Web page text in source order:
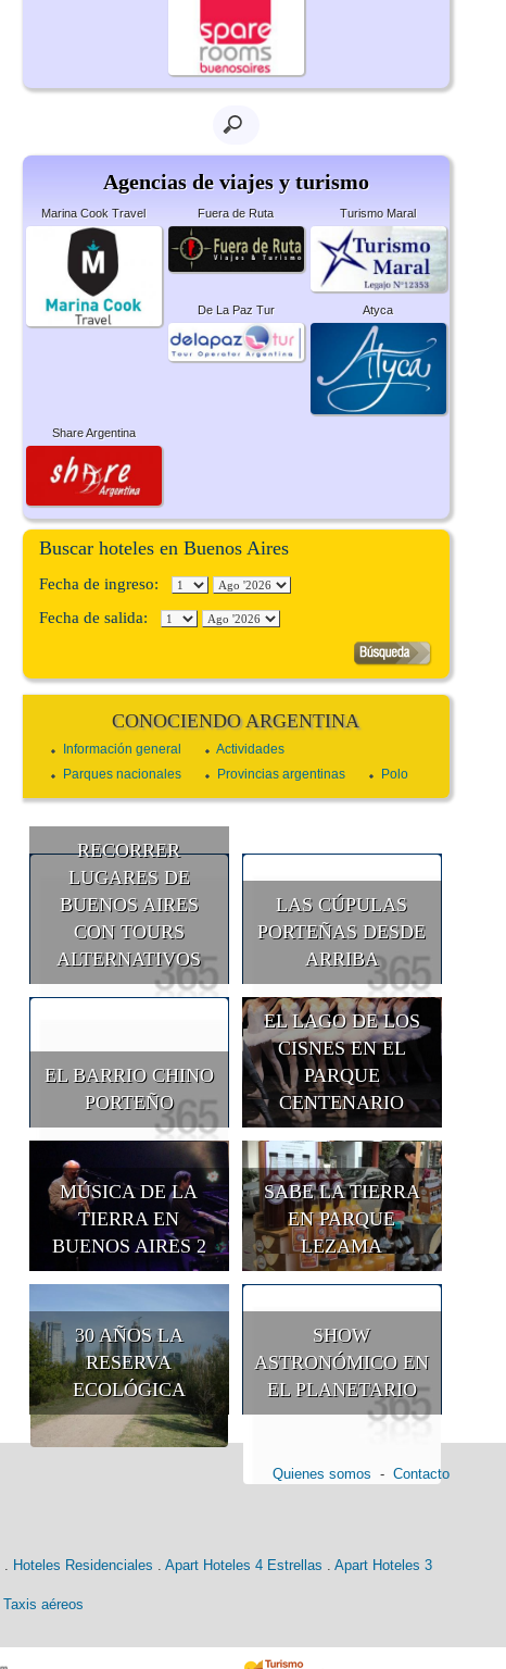
Agencias de viajes y turismo
Marina Cook Travel Fuera de Ruta Turismo Maral
De La Paz Tur Atyca
Share Argentina
Buscar hoteles en Buenos Aires
Fecha de ingreso:
Fecha de salida:
CONOCIENDO ARGENTINA
Información general
Actividades
Parques nacionales
Provincias argentinas Polo
RECORRER
LUGARES DE
BUENOS AIRES
CON TOURS
ALTERNATIVOS
LAS CÚPULAS
PORTEÑAS DESDE
ARRIBA
EL BARRIO CHINO
PORTEÑO
EL LAGO DE LOS
CISNES EN EL
PARQUE
CENTENARIO
MÚSICA DE LA
TIERRA EN
BUENOS AIRES 2
SABE LA TIERRA
EN PARQUE
LEZAMA
30 AÑOS LA
RESERVA
ECOLÓGICA
SHOW
ASTRONÓMICO EN
EL PLANETARIO
Quienes somos - Contacto
. Hoteles Residenciales . Apart Hoteles 4 Estrellas . Apart Hoteles 3
Taxis aéreos